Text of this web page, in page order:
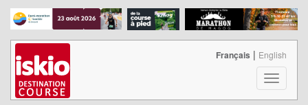
T
o
Français | English